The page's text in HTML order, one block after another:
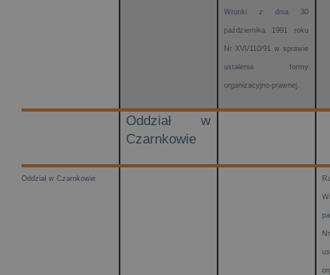
Wronki z dnia 30
października 1991 roku
Nr XVI/110/91 w sprawie
ustalenia formy
organizacyjno-prawnej.
Oddział w
Czarnkowie
Oddział w Czarnkowie